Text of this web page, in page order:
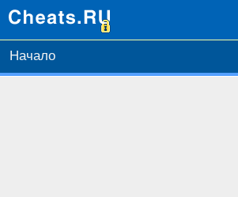
Начало